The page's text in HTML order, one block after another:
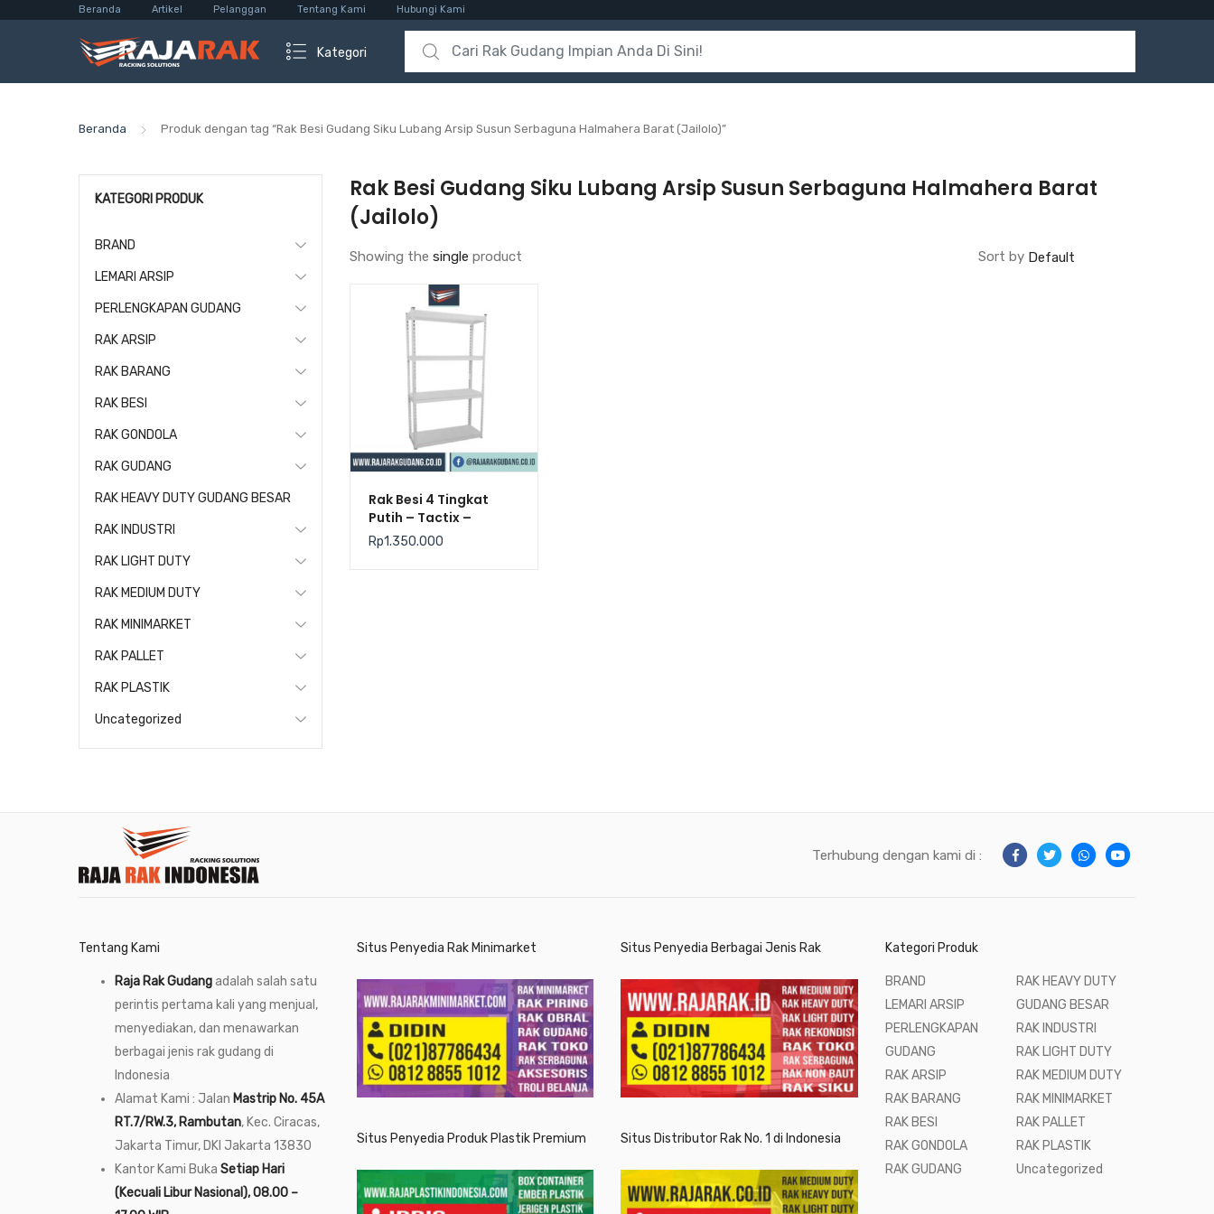
Beranda Artikel Pelanggan Tentang Kami Hubungi Kami
Kategori
Search for:
Beranda Produk dengan tag “Rak Besi Gudang Siku Lubang Arsip Susun Serbaguna Halmahera Barat (Jailolo)”
Rak Besi Gudang Siku Lubang Arsip Susun Serbaguna Halmahera Barat
(Jailolo)
Showing the single product Sort by
Rak Besi 4 Tingkat
Putih – Tactix –
Kekuatan 114Kg / Level
Rp1.350.000
KATEGORI PRODUK
BRAND
LEMARI ARSIP
PERLENGKAPAN GUDANG
RAK ARSIP
RAK BARANG
RAK BESI
RAK GONDOLA
RAK GUDANG
RAK HEAVY DUTY GUDANG BESAR
RAK INDUSTRI
RAK LIGHT DUTY
RAK MEDIUM DUTY
RAK MINIMARKET
RAK PALLET
RAK PLASTIK
Uncategorized
Terhubung dengan kami di :
Tentang Kami
Raja Rak Gudangadalah salah satu
perintis pertama kali yang menjual,
menyediakan, dan menawarkan
berbagai jenis rak gudang di
Indonesia
Alamat Kami : Jalan Mastrip No. 45A
RT.7/RW.3, Rambutan, Kec. Ciracas,
Jakarta Timur, DKI Jakarta 13830
Kantor Kami Buka Setiap Hari
(Kecuali Libur Nasional), 08.00 –
Situs Penyedia Rak Minimarket
Situs Penyedia Produk Plastik Premium
Situs Penyedia Berbagai Jenis Rak
Situs Distributor Rak No. 1 di Indonesia
Kategori Produk
BRAND
LEMARI ARSIP
PERLENGKAPAN
GUDANG
RAK ARSIP
RAK BARANG
RAK BESI
RAK GONDOLA
RAK GUDANG
RAK HEAVY DUTY
GUDANG BESAR
RAK INDUSTRI
RAK LIGHT DUTY
RAK MEDIUM DUTY
RAK MINIMARKET
RAK PALLET
RAK PLASTIK
Uncategorized